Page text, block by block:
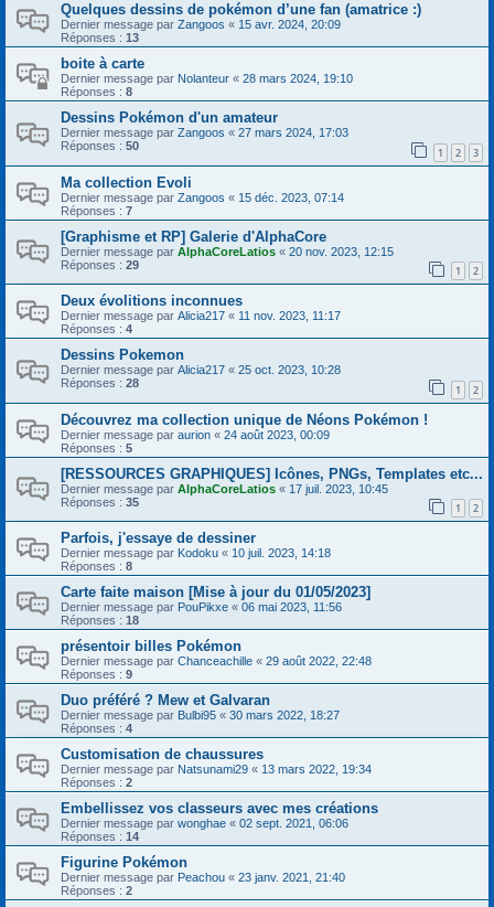
Quelques dessins de pokémon d’une fan (amatrice :)
Dernier message par Zangoos « 15 avr. 2024, 20:09
Réponses : 13
boite à carte
Dernier message par Nolanteur « 28 mars 2024, 19:10
Réponses : 8
Dessins Pokémon d'un amateur
Dernier message par Zangoos « 27 mars 2024, 17:03
Réponses : 50 1 2 3
Ma collection Evoli
Dernier message par Zangoos « 15 déc. 2023, 07:14
Réponses : 7
[Graphisme et RP] Galerie d'AlphaCore
Dernier message par AlphaCoreLatios « 20 nov. 2023, 12:15
Réponses : 29 1 2
Deux évolitions inconnues
Dernier message par Alicia217 « 11 nov. 2023, 11:17
Réponses : 4
Dessins Pokemon
Dernier message par Alicia217 « 25 oct. 2023, 10:28
Réponses : 28 1 2
Découvrez ma collection unique de Néons Pokémon !
Dernier message par aurion « 24 août 2023, 00:09
Réponses : 5
[RESSOURCES GRAPHIQUES] Icônes, PNGs, Templates etc...
Dernier message par AlphaCoreLatios « 17 juil. 2023, 10:45
Réponses : 35 1 2
Parfois, j'essaye de dessiner
Dernier message par Kodoku « 10 juil. 2023, 14:18
Réponses : 8
Carte faite maison [Mise à jour du 01/05/2023]
Dernier message par PouPikxe « 06 mai 2023, 11:56
Réponses : 18
présentoir billes Pokémon
Dernier message par Chanceachille « 29 août 2022, 22:48
Réponses : 9
Duo préféré ? Mew et Galvaran
Dernier message par Bulbi95 « 30 mars 2022, 18:27
Réponses : 4
Customisation de chaussures
Dernier message par Natsunami29 « 13 mars 2022, 19:34
Réponses : 2
Embellissez vos classeurs avec mes créations
Dernier message par wonghae « 02 sept. 2021, 06:06
Réponses : 14
Figurine Pokémon
Dernier message par Peachou « 23 janv. 2021, 21:40
Réponses : 2